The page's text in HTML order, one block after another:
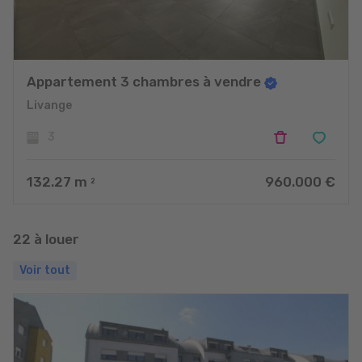
Appartement 3 chambres à vendre
Livange
132.27 m 2 960.000 €
22 à louer
Voir tout